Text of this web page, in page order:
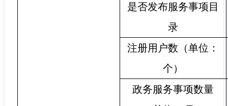
是否发布服务事项目
录
注册用户数（单位：
个）
政务服务事项数量